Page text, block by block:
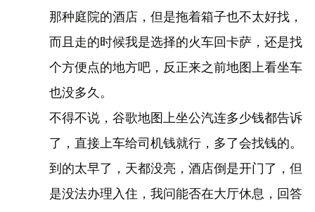
那种庭院的酒店，但是拖着箱子也不太好找，
而且走的时候我是选择的火车回卡萨，还是找
个方便点的地方吧，反正来之前地图上看坐车
也没多久。
不得不说，谷歌地图上坐公汽连多少钱都告诉
了，直接上车给司机钱就行，多了会找钱的。
到的太早了，天都没亮，酒店倒是开门了，但
是没法办理入住，我问能否在大厅休息，回答